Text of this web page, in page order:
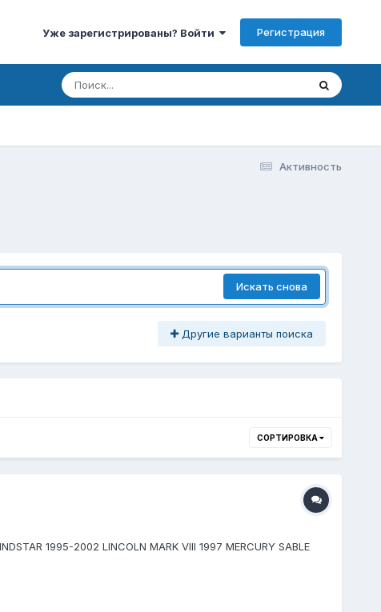
Уже зарегистрированы? Войти Регистрация
Активность
Искать снова
Другие варианты поиска
СОРТИРОВКА
1995-2002 LINCOLN MARK VIII 1997 MERCURY SABLE